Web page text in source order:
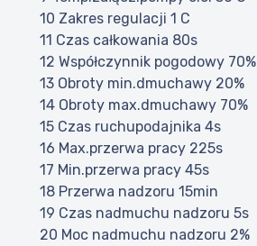
10 Zakres regulacji 1 C
11 Czas całkowania 80s
12 Współczynnik pogodowy 70%
13 Obroty min.dmuchawy 20%
14 Obroty max.dmuchawy 70%
15 Czas ruchupodajnika 4s
16 Max.przerwa pracy 225s
17 Min.przerwa pracy 45s
18 Przerwa nadzoru 15min
19 Czas nadmuchu nadzoru 5s
20 Moc nadmuchu nadzoru 2%